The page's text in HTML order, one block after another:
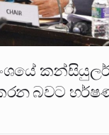
බවට